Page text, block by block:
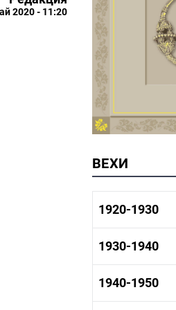
2020 - 11:20
ВЕХИ
1920-1930
1920-
1920-
1930-1940
1930-
1930-
1940-1950